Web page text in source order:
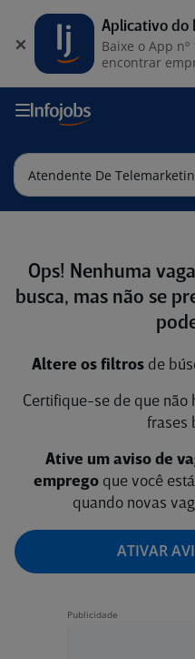
Ops! Nenhuma
busca, mas não se
Altere os filtros de
Certifique-se de que não
frases
Ative um aviso de
emprego que você
quando novas
ATIVAR
Aplicativo do
Baixe o App
encontrar